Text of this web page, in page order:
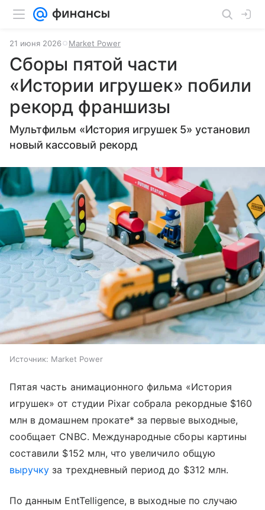
21 июня 2026 Market Power
Сборы пятой части
«Истории игрушек» побили
рекорд франшизы
Мультфильм «История игрушек 5» установил
новый кассовый рекорд
Источник: Market Power
Пятая часть анимационного фильма «История
игрушек» от студии Pixar собрала рекордные $160
млн в домашнем прокате* за первые выходные,
сообщает CNBC. Международные сборы картины
составили $152 млн, что увеличило общую
выручку за трехдневный период до $312 млн.
По данным EntTelligence, в выходные по случаю